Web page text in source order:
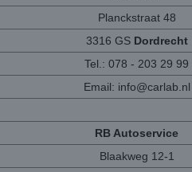
Planckstraat 48
3316 GS Dordrecht
Tel.: 078 - 203 29 99
Email: info@carlab.nl
RB Autoservice
Blaakweg 12-1